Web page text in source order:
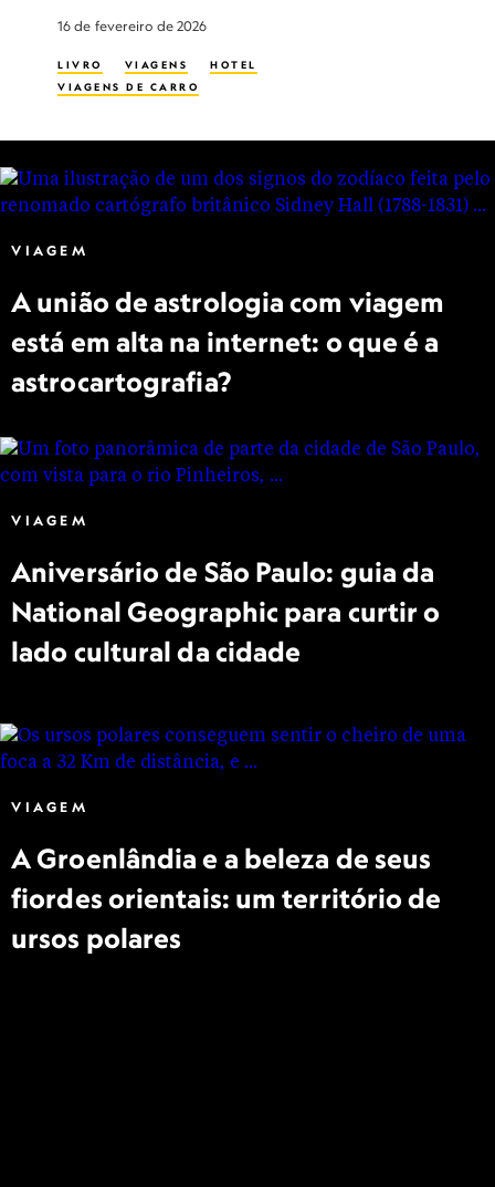
16 de fevereiro de 2026
LIVRO VIAGENS
HOTEL
VIAGENS DE CARRO
VIAGEM
A união de astrologia com viagem
está em alta na internet: o que é a
astrocartografia?
VIAGEM
Aniversário de São Paulo: guia da
National Geographic para curtir o
lado cultural da cidade
VIAGEM
A Groenlândia e a beleza de seus
fiordes orientais: um território de
ursos polares